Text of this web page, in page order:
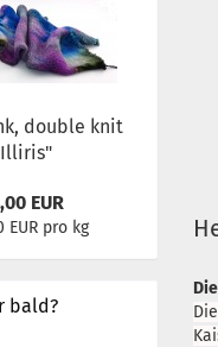
double knit
EUR
EUR pro kg
bald?